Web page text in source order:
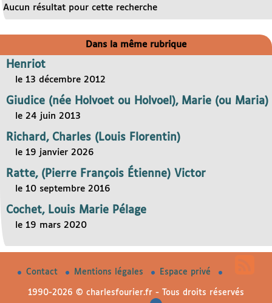
Aucun résultat pour cette recherche
Dans la même rubrique
Henriot
le 13 décembre 2012
Giudice (née Holvoet ou Holvoel), Marie (ou Maria)
le 24 juin 2013
Richard, Charles (Louis Florentin)
le 19 janvier 2026
Ratte, (Pierre François Étienne) Victor
le 10 septembre 2016
Cochet, Louis Marie Pélage
le 19 mars 2020
Contact Mentions légales Espace privé
1990-2026 © charlesfourier.fr - Tous droits réservés